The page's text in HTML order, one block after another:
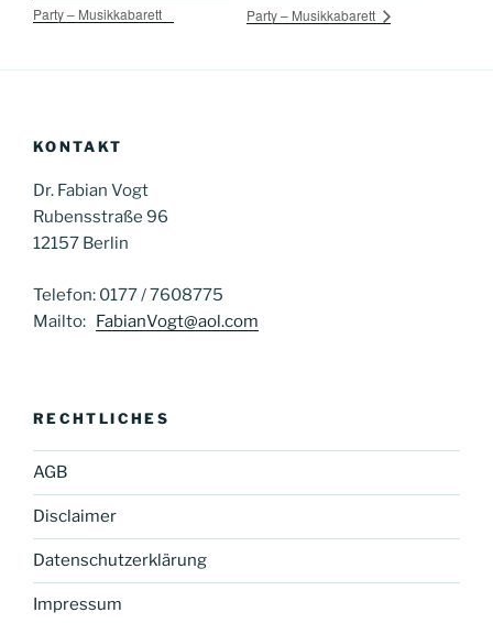
Party – Musikkabarett
Party – Musikkabarett
KONTAKT
Dr. Fabian Vogt
Rubensstraße 96
12157 Berlin
Telefon: 0177 / 7608775
Mailto: FabianVogt@aol.com
RECHTLICHES
AGB
Disclaimer
Datenschutzerklärung
Impressum